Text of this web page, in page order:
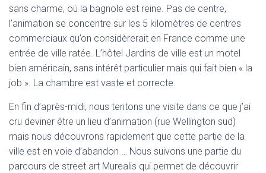
sans charme, où la bagnole est reine. Pas de centre,
l’animation se concentre sur les 5 kilomètres de centres
commerciaux qu’on considèrerait en France comme une
entrée de ville ratée. L’hôtel Jardins de ville est un motel
bien américain, sans intérêt particulier mais qui fait bien « la
job ». La chambre est vaste et correcte.
En fin d’après-midi, nous tentons une visite dans ce que j’ai
cru deviner être un lieu d’animation (rue Wellington sud)
mais nous découvrons rapidement que cette partie de la
ville est en voie d’abandon … Nous suivons une partie du
parcours de street art Murealis qui permet de découvrir